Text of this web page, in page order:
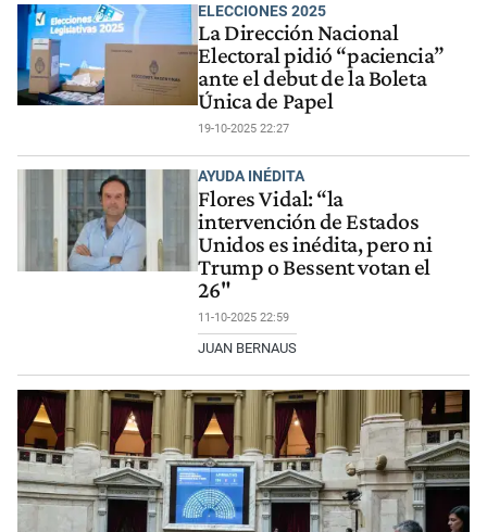
ELECCIONES 2025
La Dirección Nacional
Electoral pidió “paciencia”
ante el debut de la Boleta
Única de Papel
19-10-2025 22:27
AYUDA INÉDITA
Flores Vidal: “la
intervención de Estados
Unidos es inédita, pero ni
Trump o Bessent votan el
26"
11-10-2025 22:59
JUAN BERNAUS